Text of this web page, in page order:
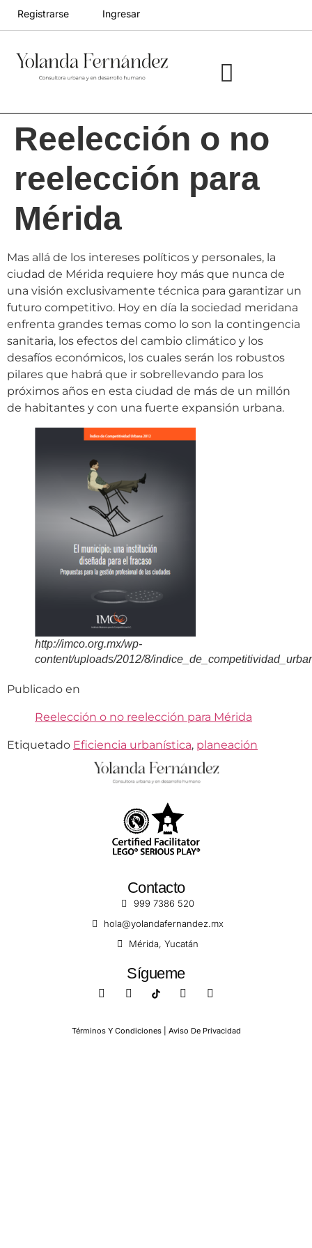
Registrarse Ingresar
Reelección o no
reelección para
Mérida
Mas allá de los intereses políticos y personales, la
ciudad de Mérida requiere hoy más que nunca de
una visión exclusivamente técnica para garantizar un
futuro competitivo. Hoy en día la sociedad meridana
enfrenta grandes temas como lo son la contingencia
sanitaria, los efectos del cambio climático y los
desafíos económicos, los cuales serán los robustos
pilares que habrá que ir sobrellevando para los
próximos años en esta ciudad de más de un millón
de habitantes y con una fuerte expansión urbana.
http://imco.org.mx/wp-
content/uploads/2012/8/
Publicado en
Reelección o no reelección para Mérida
Etiquetado Eficiencia urbanística, planeación
Contacto
999 7386 520
hola@yolandafernandez.mx
Mérida, Yucatán
Sígueme
Términos Y Condiciones | Aviso De Privacidad